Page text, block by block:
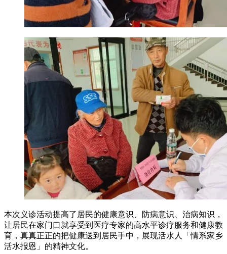
本次义诊活动提高了居民的健康意识、防病意识、治病知识，
让居民在家门口就享受到医疗专家的高水平诊疗服务和健康教
育，真真正正的把健康送到居民手中，展现活水人「情系家乡
活水报恩」的精神文化。